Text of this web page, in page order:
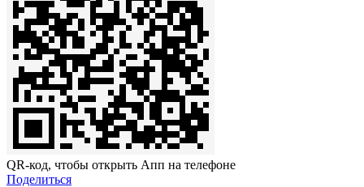
QR-код, чтобы открыть Апп на телефоне
Поделиться